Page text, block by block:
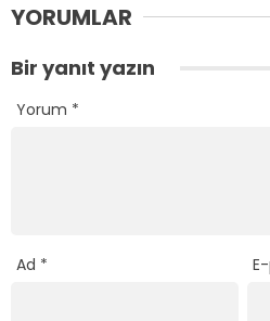
YORUMLAR
Bir yanıt yazın
Yorum *
Ad *